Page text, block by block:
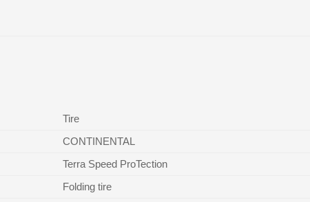
Tire
CONTINENTAL
Terra Speed ProTection
Folding tire